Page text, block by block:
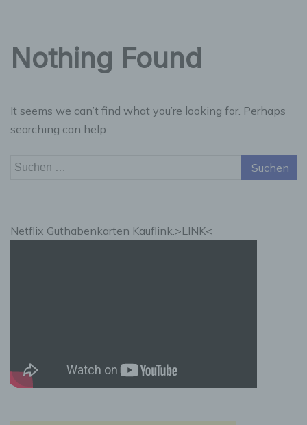
Nothing Found
It seems we can’t find what you’re looking for. Perhaps
searching can help.
Suchen
Netflix Guthabenkarten Kauflink.>LINK<